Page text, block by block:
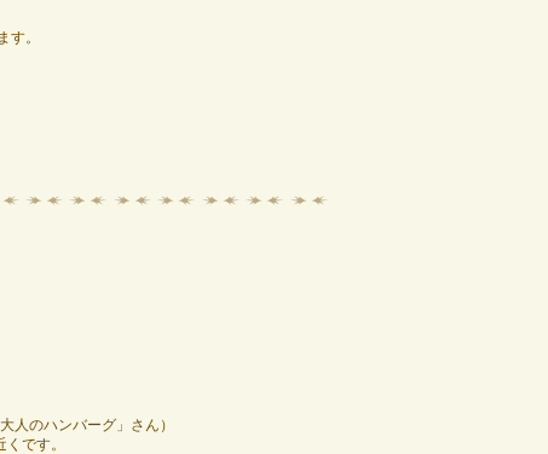
。
人のハンバーグ」さん）
です。